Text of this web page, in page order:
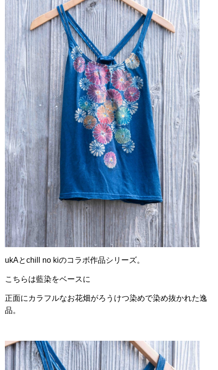
ukAとchill no kiのコラボ作品シリーズ。
こちらは藍染をベースに
正面にカラフルなお花畑がろうけつ染めで染め抜かれた逸
品。